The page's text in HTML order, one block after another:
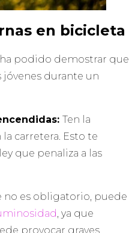
en bicicleta
podido demostrar que
jóvenes durante un
Ten la
carretera. Esto te
que penaliza a las
no es obligatorio, puede
, ya que
provocar graves